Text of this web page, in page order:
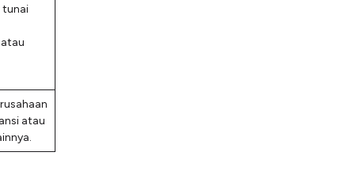
tunai
atau